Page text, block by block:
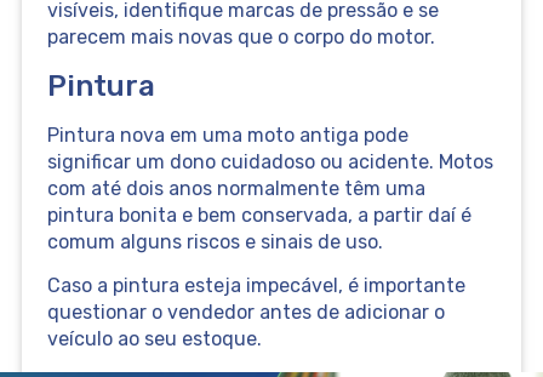
visíveis, identifique marcas de pressão e se
parecem mais novas que o corpo do motor.
Pintura
Pintura nova em uma moto antiga pode
significar um dono cuidadoso ou acidente. Motos
com até dois anos normalmente têm uma
pintura bonita e bem conservada, a partir daí é
comum alguns riscos e sinais de uso.
Caso a pintura esteja impecável, é importante
questionar o vendedor antes de adicionar o
veículo ao seu estoque.